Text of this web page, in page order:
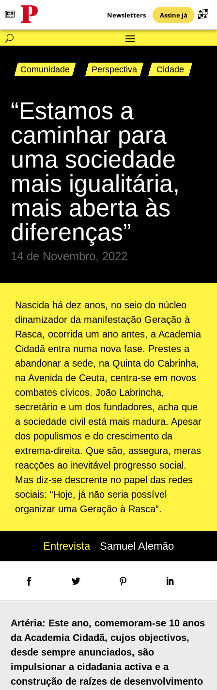
Newsletters Assine já
Comunidade Perspectiva Cidade
“Estamos a
caminhar para
uma sociedade
mais igualitária,
mais aberta às
diferenças”
14 de Novembro, 2022
Nascida há dez anos, no seio do núcleo
dinamizador da manifestação Geração à
Rasca, ocorrida um ano antes, a Academia
Cidadã entra numa nova fase. Prestes a
abandonar a sede, na Quinta do Cabrinha,
na Avenida de Ceuta, centra-se em novos
combates cívicos. João Labrincha,
secretário e um dos fundadores, acha que
a sociedade civil está mais madura. Apesar
dos populismos e do crescimento da
extrema-direita. Que são, assegura, meras
reacções ao inevitável progresso social.
Mas diz-se descrente no papel das redes
sociais: “Hoje, já não seria possível
organizar uma Geração à Rasca”.
Entrevista Samuel Alemão
Artéria: Este ano, comemoram-se 10 anos
da Academia Cidadã, cujos objectivos,
desde sempre anunciados, são
impulsionar a cidadania activa e a
construção de raízes de desenvolvimento